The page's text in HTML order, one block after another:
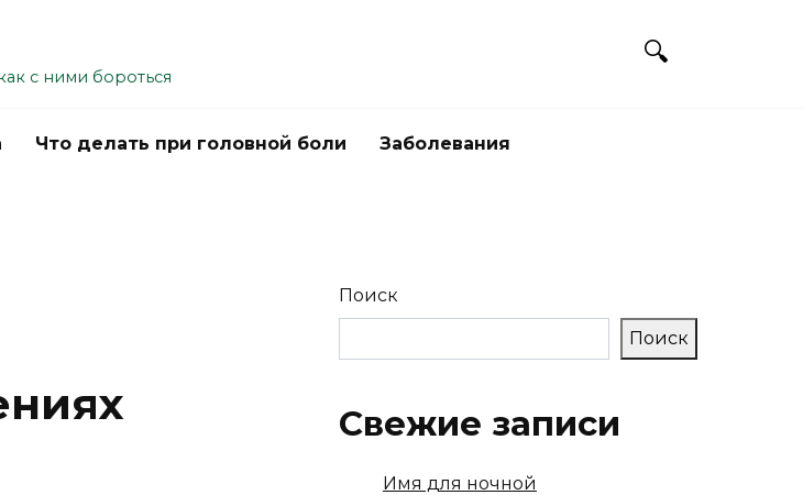
с ними бороться
Что делать при головной боли Заболевания
Поиск
Поиск
Свежие записи
Имя для ночной